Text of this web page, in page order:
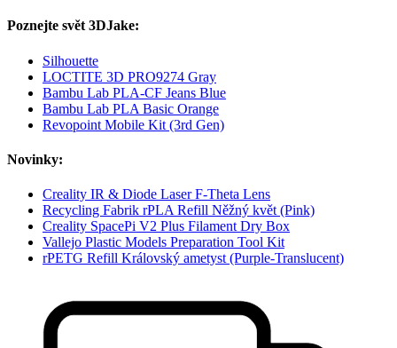
Poznejte svět 3DJake:
Silhouette
LOCTITE 3D PRO9274 Gray
Bambu Lab PLA-CF Jeans Blue
Bambu Lab PLA Basic Orange
Revopoint Mobile Kit (3rd Gen)
Novinky:
Creality IR & Diode Laser F-Theta Lens
Recycling Fabrik rPLA Refill Něžný květ (Pink)
Creality SpacePi V2 Plus Filament Dry Box
Vallejo Plastic Models Preparation Tool Kit
rPETG Refill Královský ametyst (Purple-Translucent)